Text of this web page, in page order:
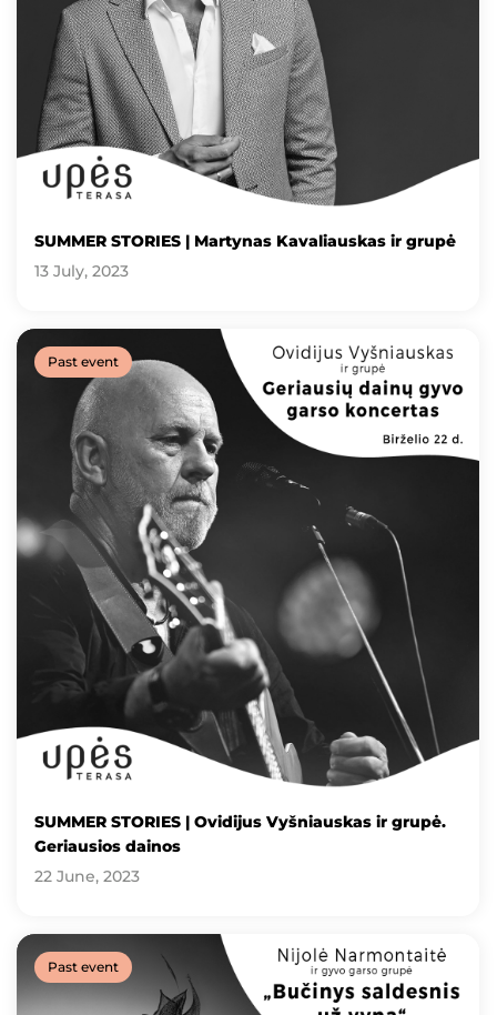
SUMMER STORIES | Martynas Kavaliauskas ir grupė
13 July, 2023
Past event
SUMMER STORIES | Ovidijus Vyšniauskas ir grupė.
Geriausios dainos
22 June, 2023
Past event